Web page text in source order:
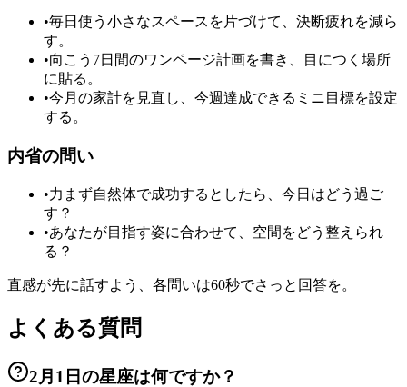
•毎日使う小さなスペースを片づけて、決断疲れを減ら
す。
•向こう7日間のワンページ計画を書き、目につく場所
に貼る。
•今月の家計を見直し、今週達成できるミニ目標を設定
する。
内省の問い
•力まず自然体で成功するとしたら、今日はどう過ご
す？
•あなたが目指す姿に合わせて、空間をどう整えられ
る？
直感が先に話すよう、各問いは60秒でさっと回答を。
よくある質問
2月1日の星座は何ですか？